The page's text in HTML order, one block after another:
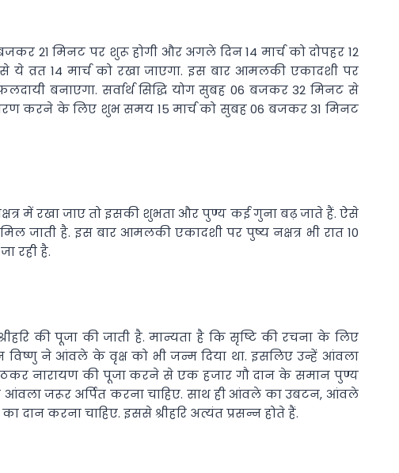
21 मिनट पर शुरू होगी और अगले दिन 14 मार्च को दोपहर 12
व्रत 14 मार्च को रखा जाएगा. इस बार आमलकी एकादशी पर
बनाएगा. सर्वार्थ सिद्धि योग सुबह 06 बजकर 32 मिनट से
करने के लिए शुभ समय 15 मार्च को सुबह 06 बजकर 31 मिनट
में रखा जाए तो इसकी शुभता और पुण्य कई गुना बढ़ जाते हैं. ऐसे
जाती है. इस बार आमलकी एकादशी पर पुष्य नक्षत्र भी रात 10
रही है.
की पूजा की जाती है. मान्यता है कि सृष्टि की रचना के लिए
विष्णु ने आंवले के वृक्ष को भी जन्म दिया था. इसलिए उन्हें आंवला
नारायण की पूजा करने से एक हजार गौ दान के समान पुण्य
आंवला जरूर अर्पित करना चाहिए. साथ ही आंवले का उबटन, आंवले
करना चाहिए. इससे श्रीहरि अत्यंत प्रसन्न होते हैं.